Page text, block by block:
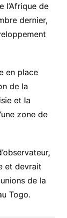
l’Afrique de
dernier,
en place
de la
et la
zone de
et devrait
de la
Togo.